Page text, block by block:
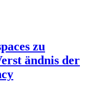
zu
ändnis der